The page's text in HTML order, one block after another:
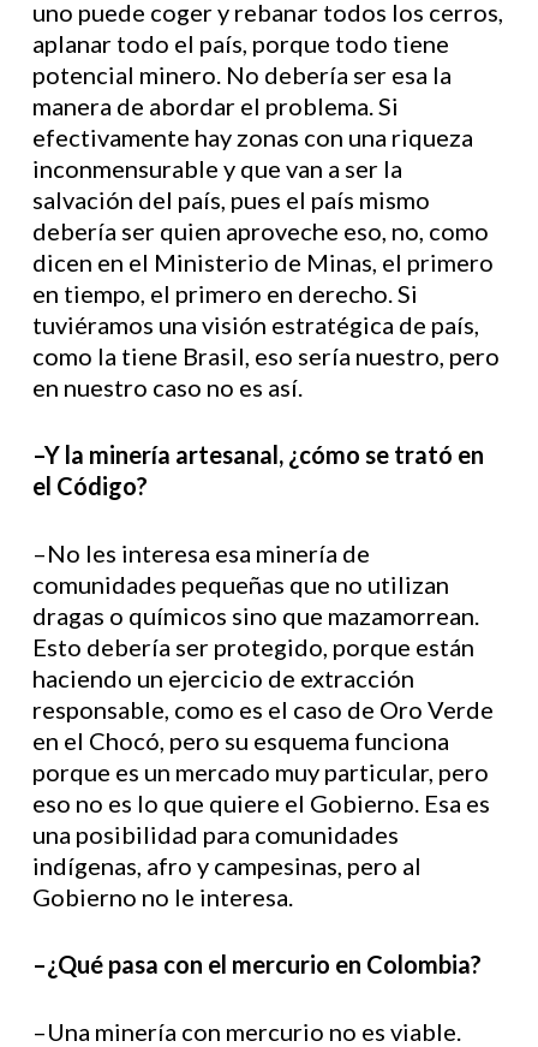
uno puede coger y rebanar todos los cerros,
aplanar todo el país, porque todo tiene
potencial minero. No debería ser esa la
manera de abordar el problema. Si
efectivamente hay zonas con una riqueza
inconmensurable y que van a ser la
salvación del país, pues el país mismo
debería ser quien aproveche eso, no, como
dicen en el Ministerio de Minas, el primero
en tiempo, el primero en derecho. Si
tuviéramos una visión estratégica de país,
como la tiene Brasil, eso sería nuestro, pero
en nuestro caso no es así.
–Y la minería artesanal, ¿cómo se trató en
el Código?
–No les interesa esa minería de
comunidades pequeñas que no utilizan
dragas o químicos sino que mazamorrean.
Esto debería ser protegido, porque están
haciendo un ejercicio de extracción
responsable, como es el caso de Oro Verde
en el Chocó, pero su esquema funciona
porque es un mercado muy particular, pero
eso no es lo que quiere el Gobierno. Esa es
una posibilidad para comunidades
indígenas, afro y campesinas, pero al
Gobierno no le interesa.
–¿Qué pasa con el mercurio en Colombia?
–Una minería con mercurio no es viable.